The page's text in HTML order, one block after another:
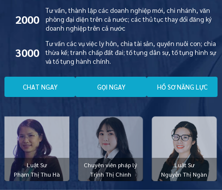
Luật Sư
Phạm Thị Thu Hà
Chuyên viên pháp lý
Trịnh Thị Chình
Luật Sư
Nguyễn Thị Ngàn
2000
Tư vấn, thành lập các doanh nghiệp mới, chi nhánh, văn
phòng đại diện trên cả nước; các thủ tục thay đổi đăng ký
doanh nghiệp trên cả nước
3000
Tư vấn các vụ việc ly hôn, chia tài sản, quyền nuôi con; chia
thừa kế; tranh chấp đất đai; tố tụng dân sự, tố tụng hình sự
và tố tụng hành chính.
CHAT NGAY GỌI NGAY HỒ SƠ NĂNG LỰC